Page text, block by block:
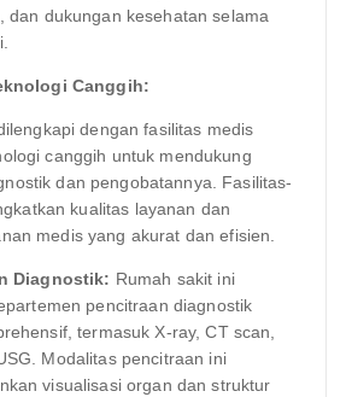
dan dukungan kesehatan selama
Canggih:
dengan fasilitas medis
canggih untuk mendukung
dan pengobatannya. Fasilitas-
kualitas layanan dan
medis yang akurat dan efisien.
Diagnostik: Rumah sakit ini
pencitraan diagnostik
termasuk X-ray, CT scan,
Modalitas pencitraan ini
visualisasi organ dan struktur